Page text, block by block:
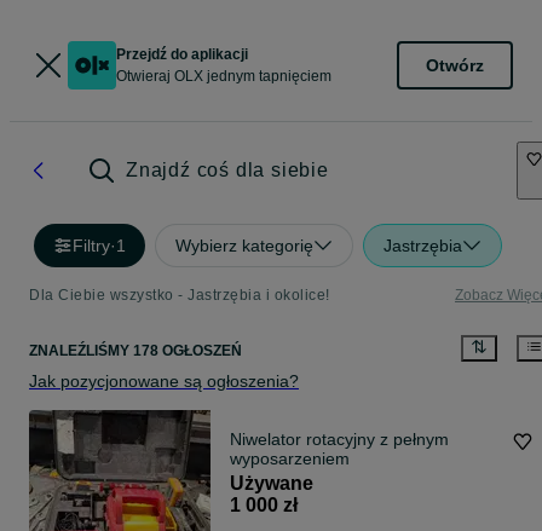
Przejdź do aplikacji
Otwieraj OLX jednym tapnięciem
Otwórz
Znajdź coś dla siebie
Filtry·1 Wybierz kategorię Jastrzębia
Dla Ciebie wszystko - Jastrzębia i okolice! Zobacz
ZNALEŹLIŚMY 178 OGŁOSZEŃ
Jak pozycjonowane są ogłoszenia?
Niwelator rotacyjny z pełnym
wyposarzeniem
Używane
1 000 zł